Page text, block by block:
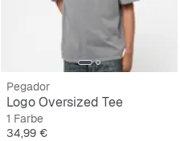
Pegador
Logo Oversized Tee
1 Farbe
Preis
34,99 €